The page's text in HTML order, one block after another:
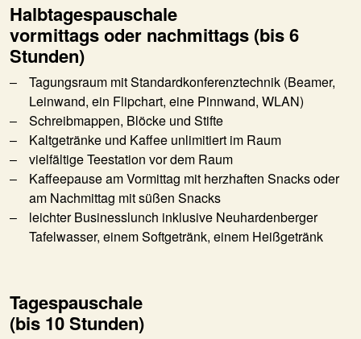
Halbtagespauschale
vormittags oder nachmittags (bis 6
Stunden)
Tagungsraum mit Standardkonferenztechnik (Beamer,
Leinwand, ein Flipchart, eine Pinnwand, WLAN)
Schreibmappen, Blöcke und Stifte
Kaltgetränke und Kaffee unlimitiert im Raum
vielfältige Teestation vor dem Raum
Kaffeepause am Vormittag mit herzhaften Snacks oder
am Nachmittag mit süßen Snacks
leichter Businesslunch inklusive Neuhardenberger
Tafelwasser, einem Softgetränk, einem Heißgetränk
Tagespauschale
(bis 10 Stunden)